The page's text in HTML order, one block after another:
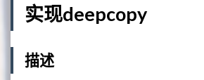
实现deepcopy
描述